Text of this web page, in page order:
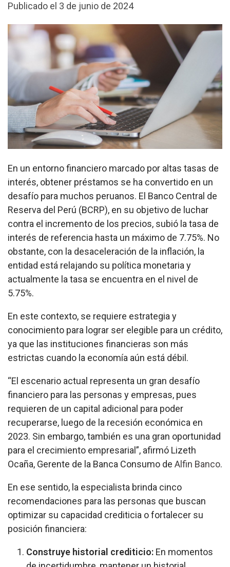
Publicado el 3 de junio de 2024
En un entorno financiero marcado por altas tasas de
interés, obtener préstamos se ha convertido en un
desafío para muchos peruanos. El Banco Central de
Reserva del Perú (BCRP), en su objetivo de luchar
contra el incremento de los precios, subió la tasa de
interés de referencia hasta un máximo de 7.75%. No
obstante, con la desaceleración de la inflación, la
entidad está relajando su política monetaria y
actualmente la tasa se encuentra en el nivel de
5.75%.
En este contexto, se requiere estrategia y
conocimiento para lograr ser elegible para un crédito,
ya que las instituciones financieras son más
estrictas cuando la economía aún está débil.
“El escenario actual representa un gran desafío
financiero para las personas y empresas, pues
requieren de un capital adicional para poder
recuperarse, luego de la recesión económica en
2023. Sin embargo, también es una gran oportunidad
para el crecimiento empresarial”, afirmó Lizeth
Ocaña, Gerente de la Banca Consumo de Alfin Banco.
En ese sentido, la especialista brinda cinco
recomendaciones para las personas que buscan
optimizar su capacidad crediticia o fortalecer su
posición financiera:
Construye historial crediticio: En momentos